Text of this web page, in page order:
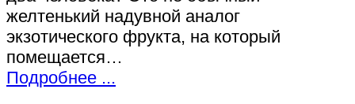
желтенький надувной аналог
экзотического фрукта, на который
помещается…
Подробнее ...